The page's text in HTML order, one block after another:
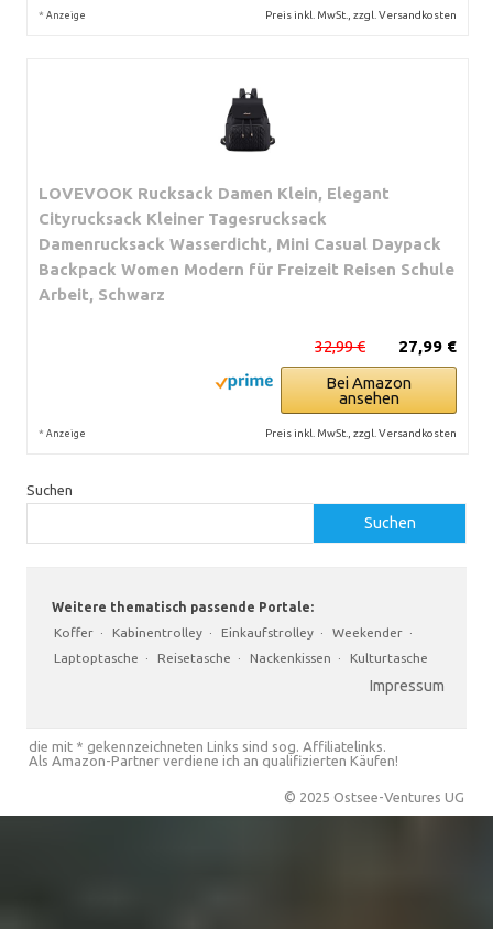
* Anzeige Preis inkl. MwSt., zzgl. Versandkosten
LOVEVOOK Rucksack Damen Klein, Elegant
Cityrucksack Kleiner Tagesrucksack
Damenrucksack Wasserdicht, Mini Casual Daypack
Backpack Women Modern für Freizeit Reisen Schule
Arbeit, Schwarz
27,99 €
32,99 €
Bei Amazon
ansehen
* Anzeige Preis inkl. MwSt., zzgl. Versandkosten
Suchen
Suchen
Weitere thematisch passende Portale:
Koffer · Kabinentrolley · Einkaufstrolley · Weekender ·
Laptoptasche · Reisetasche · Nackenkissen · Kulturtasche
Impressum
die mit * gekennzeichneten Links sind sog. Affiliatelinks.
Als Amazon-Partner verdiene ich an qualifizierten Käufen!
© 2025 Ostsee-Ventures UG